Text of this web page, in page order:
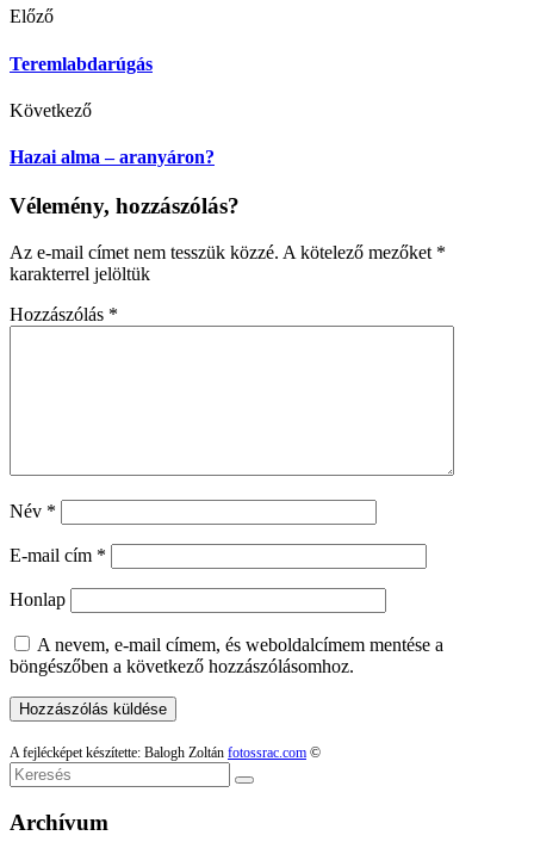
Előző
Teremlabdarúgás
Következő
Hazai alma – aranyáron?
Vélemény, hozzászólás?
Az e-mail címet nem tesszük közzé. A kötelező mezőket *
karakterrel jelöltük
Hozzászólás *
Név *
E-mail cím *
Honlap
A nevem, e-mail címem, és weboldalcímem mentése a
böngészőben a következő hozzászólásomhoz.
A fejlécképet készítette: Balogh Zoltán fotossrac.com ©
Keresés
Archívum